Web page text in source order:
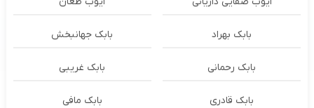
بابک بهراد بابک جهانبخش
بابک رحمانی بابک غریبی
بابک قادری بابک مافی